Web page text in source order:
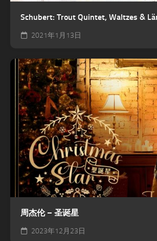
Schubert: Trout Quintet, Waltzes &
2021年1月13日
周杰伦 – 圣诞星
2023年12月23日